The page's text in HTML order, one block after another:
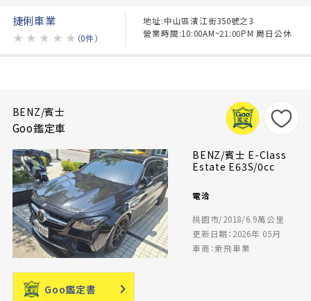
捷俐車業
★ ★ ★ ★ ★ （0件）
地址:中山區濱江街350號之3
營業時間:10:00AM~21:00PM 周日公休
BENZ/賓士
Goo鑑定車
BENZ/賓士 E-Class
Estate E63S/0cc
電洽
桃園市/2018/6.9萬公里
更新日期：2026年 05月
車商：乘飛車業
Goo鑑定書